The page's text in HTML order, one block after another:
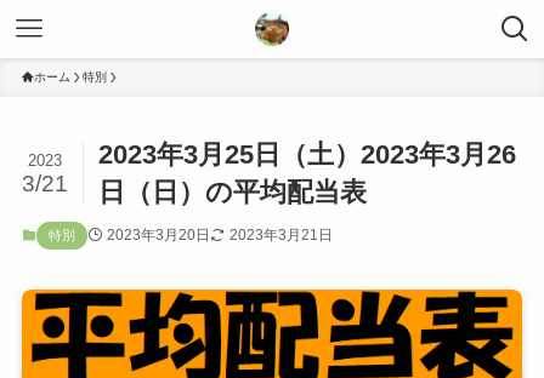
ホーム 特別
2023年3月25日（土）2023年3月26
日（日）の平均配当表
2023
3/21
特別 2023年3月20日 2023年3月21日